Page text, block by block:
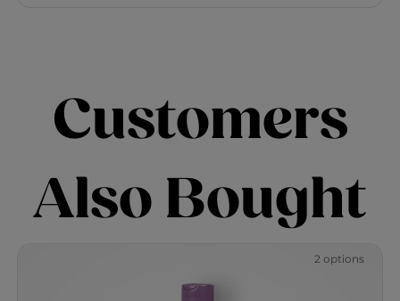
Customers
Also Bought
2 options